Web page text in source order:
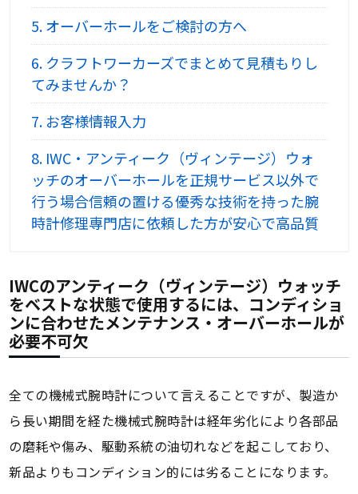
5.オーバーホールをご検討の方へ
6.クラフトワーカーズでまとめて見積もりし
てみませんか？
7.お客様情報入力
8.IWC・アンティーク（ヴィンテージ）ウォ
ッチのオーバーホールを正規サービス以外で
行う場合信頼の置ける優秀な技術を持った腕
時計修理専門店に依頼した方が安心で高品質
IWCのアンティーク（ヴィンテージ）ウォッチ
をベストな状態で使用するには、コンディショ
ンに合わせたメンテナンス・オーバーホールが
必要不可欠
全ての機械式腕時計について言えることですが、製造か
ら長い期間を経た機械式腕時計は経年劣化により各部品
の磨耗や傷み、駆動系統の油切れなどを起こしており、
新品よりもコンディション的には劣ることになります。